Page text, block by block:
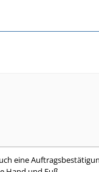
eine